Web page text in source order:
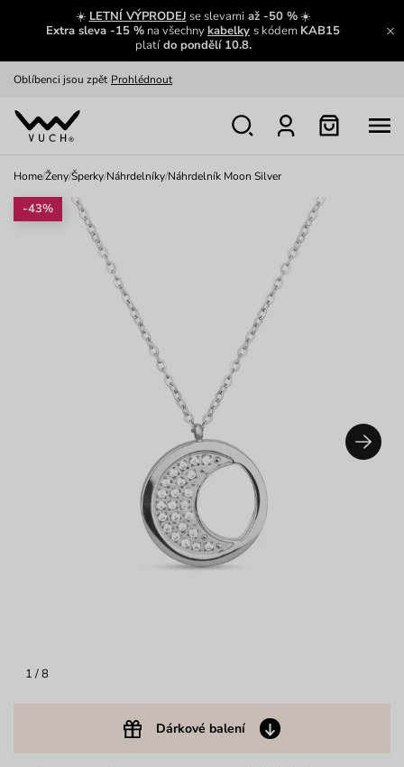
☀️ LETNÍ VÝPRODEJ se slevamiaž -50 %☀️
Extra sleva -15 % na všechnykabelky s kódem KAB15
platído pondělí 10.8.
Výměna a vrácení zdarma Zobrazit
Oblíbenci jsou zpět Prohlédnout
Home/Ženy/Šperky/Náhrdelníky/Náhrdelník Moon Silver
1 / 8
Dárkové balení
-43%